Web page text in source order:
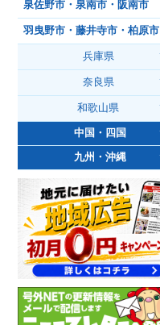
泉佐野市・泉南市・阪南市
羽曳野市・藤井寺市・柏原市
兵庫県
奈良県
和歌山県
中国・四国
九州・沖縄